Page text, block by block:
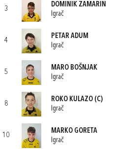
3
DOMINIK ZAMARIN
Igrač
4
PETAR ADUM
Igrač
5
MARO BOŠNJAK
Igrač
8
ROKO KULAZO (C)
Igrač
10
MARKO GORETA
Igrač